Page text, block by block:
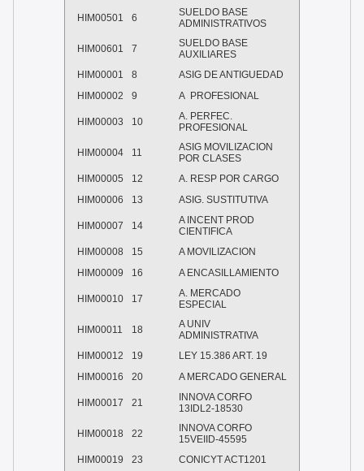
HIM00501 6
SUELDO BASE
ADMINISTRATIVOS
HIM00601 7
SUELDO BASE
AUXILIARES
HIM00001
8
ASIG DE ANTIGUEDAD
HIM00002
9 A PROFESIONAL
HIM00003 10
A. PERFEC.
PROFESIONAL
HIM00004 11
ASIG MOVILIZACION
POR CLASES
HIM00005
12
A. RESP POR CARGO
HIM00006
13 ASIG. SUSTITUTIVA
HIM00007 14
A INCENT PROD
CIENTIFICA
HIM00008
15
A MOVILIZACION
HIM00009
16 A ENCASILLAMIENTO
HIM00010 17
A. MERCADO
ESPECIAL
HIM00011 18
A UNIV
ADMINISTRATIVA
HIM00012
19
LEY 15.386 ART. 19
HIM00016
20 A MERCADO GENERAL
HIM00017 21
INNOVA CORFO
13IDL2-18530
HIM00018 22
INNOVA CORFO
15VEIID-45595
HIM00019
23 CONICYT ACT1201